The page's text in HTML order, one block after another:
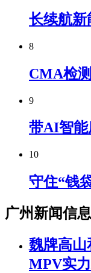
长续航新
8
CMA检
9
带AI智能
10
守住“钱
广州新闻信
魏牌高山
MPV实